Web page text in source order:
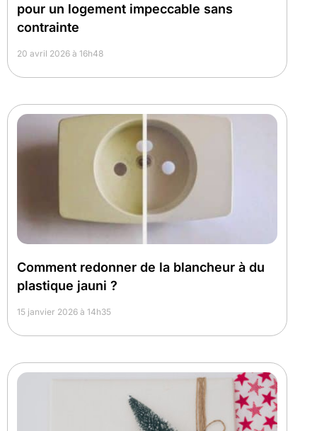
pour un logement impeccable sans
contrainte
20 avril 2026 à 16h48
Comment redonner de la blancheur à du
plastique jauni ?
15 janvier 2026 à 14h35